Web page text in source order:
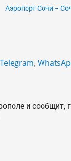
Аэропорт Сочи –
Telegram,
и сообщит,